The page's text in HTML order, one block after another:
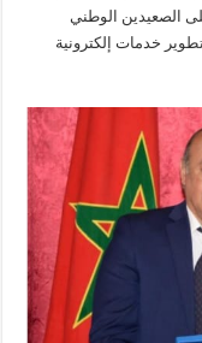
الصعيدين الوطني
خدمات إلكترونية